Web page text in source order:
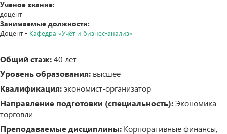
Ученое звание:
доцент
Занимаемые должности:
Доцент - Кафедра «Учёт и бизнес-анализ»
Общий стаж:40 лет
Уровень образования: высшее
Квалификация:экономист-организатор
Направление подготовки (специальность):Экономика
торговли
Преподаваемые дисциплины: Корпоративные финансы,